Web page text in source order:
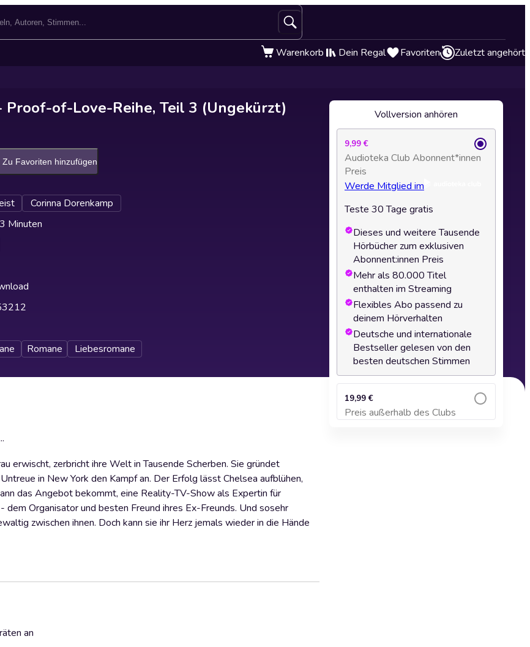
Warenkorb Dein Regal Favoriten Zuletzt angehört
Proof-of-Love-Reihe, Teil 3 (Ungekürzt)
Zu Favoriten hinzufügen
Corinna Dorenkamp
Minuten
Romane Liebesromane
erwischt, zerbricht ihre Welt in Tausende Scherben. Sie gründet
in New York den Kampf an. Der Erfolg lässt Chelsea aufblühen,
das Angebot bekommt, eine Reality-TV-Show als Expertin für
Organisator und besten Freund ihres Ex-Freunds. Und sosehr
zwischen ihnen. Doch kann sie ihr Herz jemals wieder in die Hände
an
Vollversion anhören
9,99 €
Audioteka Club Abonnent*innen
Preis
Werde Mitglied im
Teste 30 Tage gratis
Dieses und weitere Tausende
Hörbücher zum exklusiven
Abonnent:innen Preis
Mehr als 80.000 Titel
enthalten im Streaming
Flexibles Abo passend zu
deinem Hörverhalten
Deutsche und internationale
Bestseller gelesen von den
besten deutschen Stimmen
19,99 €
Preis außerhalb des Clubs
Zum Warenkorb hinzufügen